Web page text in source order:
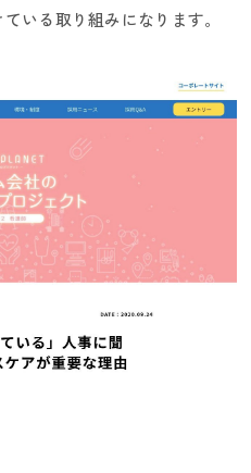
いる取り組みになります。